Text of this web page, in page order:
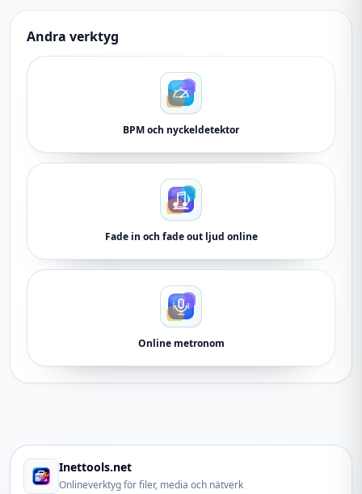
Andra verktyg
BPM och nyckeldetektor
Fade in och fade out ljud online
Online metronom
Inettools.net
Onlineverktyg för filer, media och nätverk